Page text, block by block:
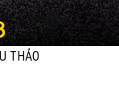
THẢO